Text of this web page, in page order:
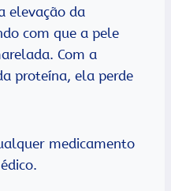
elevação da
com que a pele
Com a
proteína, ela perde
medicamento